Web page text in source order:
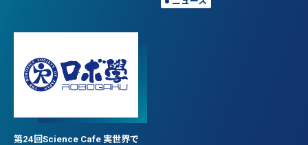
第24回Science Cafe 実世界で